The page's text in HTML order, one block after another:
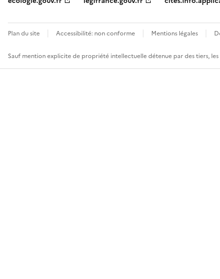
Plan du site Accessibilité: non conforme Mentions légales
Sauf mention explicite de propriété intellectuelle détenue par des tiers,